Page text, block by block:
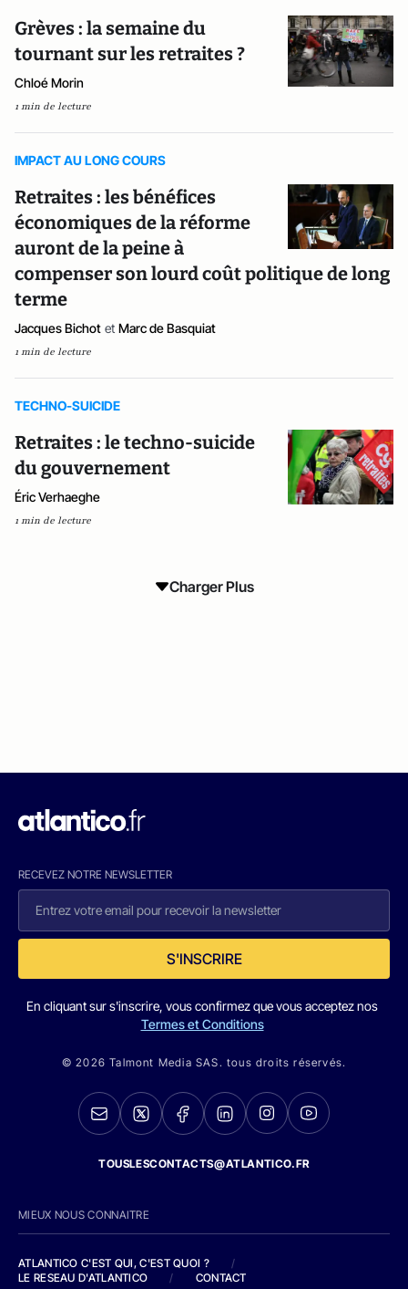
Grèves : la semaine du
tournant sur les retraites ?
Chloé Morin
1 min de lecture
IMPACT AU LONG COURS
Retraites : les bénéfices
économiques de la réforme
auront de la peine à
compenser son lourd coût politique de long
terme
Jacques Bichot et Marc de Basquiat
1 min de lecture
TECHNO-SUICIDE
Retraites : le techno-suicide
du gouvernement
Éric Verhaeghe
1 min de lecture
Charger Plus
RECEVEZ NOTRE NEWSLETTER
S'INSCRIRE
En cliquant sur s'inscrire, vous confirmez que vous acceptez nos
Termes et Conditions
© 2026 Talmont Media SAS. tous droits réservés.
TOUSLESCONTACTS@ATLANTICO.FR
MIEUX NOUS CONNAITRE
ATLANTICO C'EST QUI, C'EST QUOI ?
/
LE RESEAU D'ATLANTICO
/ CONTACT